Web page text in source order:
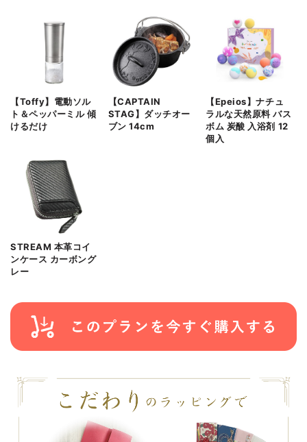
【Toffy】電動ソル
ト＆ペッパーミル 傾
けるだけ
【CAPTAIN
STAG】ダッチオー
ブン 14cm
【Epeios】ナチュ
ラルな天然原料 バス
ボム 炭酸 入浴剤 12
個入
STREAM 本革コイ
ンケース カーボング
レー